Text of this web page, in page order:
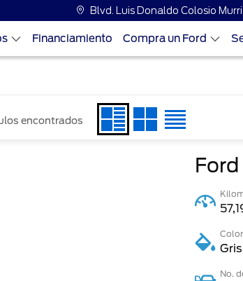
Blvd. Luis Donaldo Colosio
Financiamiento Compra un Ford
encontrados
Gris
No.